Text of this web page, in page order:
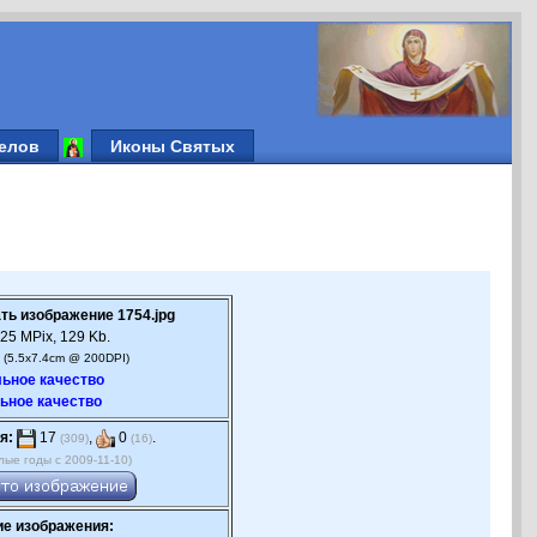
Иконы Святых
изображение 1754.jpg
MPix, 129 Kb.
@ 200DPI)
качество
качество
17 (309), 0 (16).
годы с 2009-11-10)
изображения: